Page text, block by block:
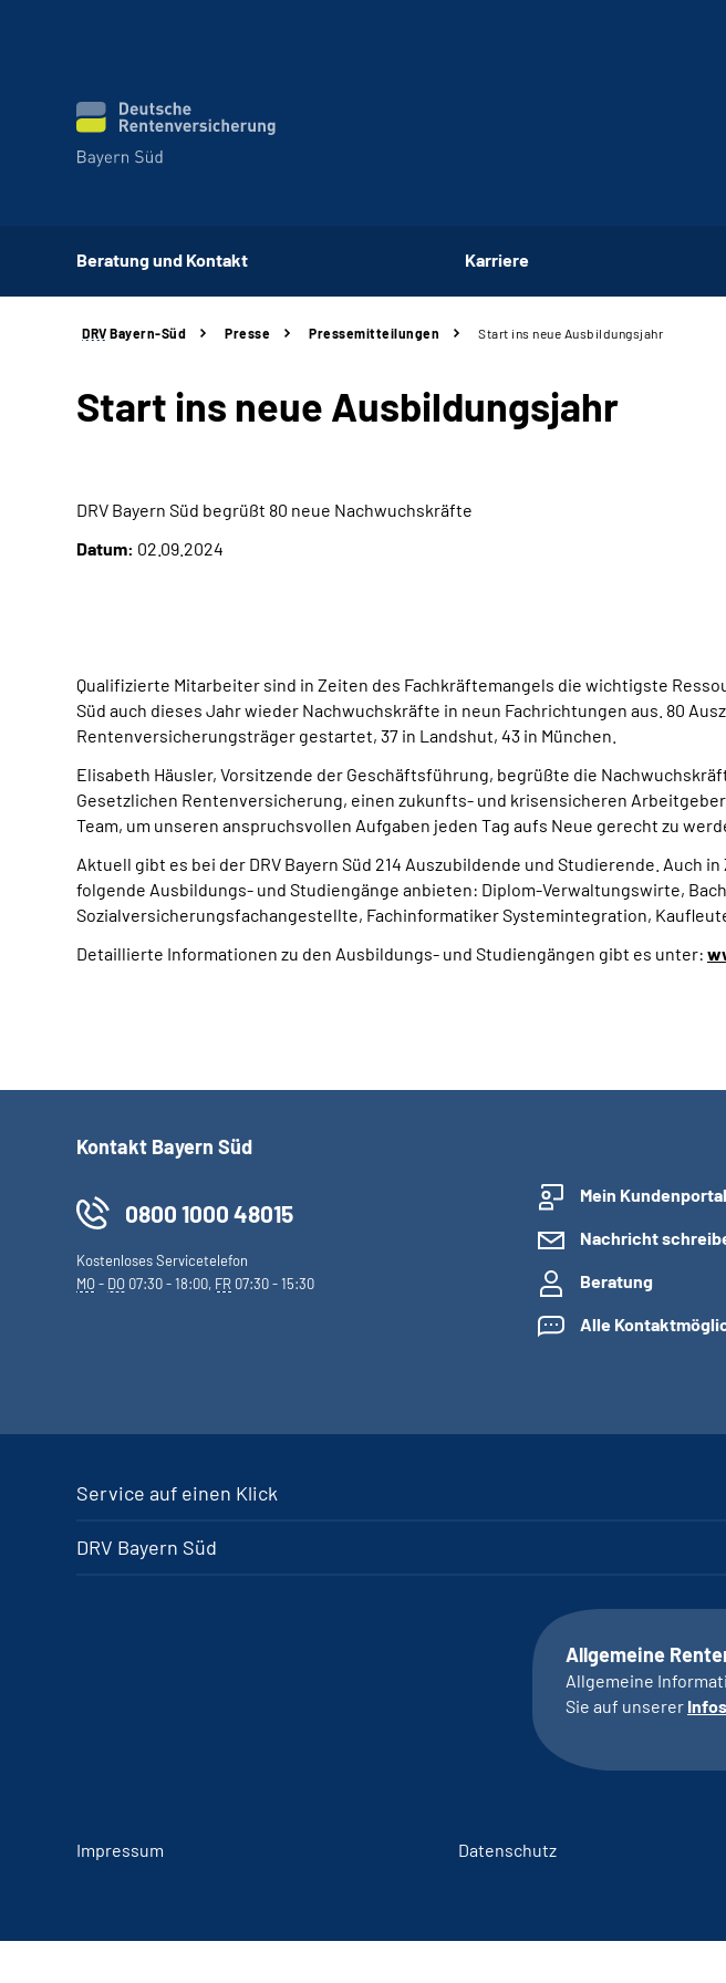
Beratung und Kontakt Karriere
DRV Bayern-Süd Presse Pressemitteilungen Start ins neue Ausbildungsjahr
Start ins neue Ausbildungsjahr
DRV Bayern Süd begrüßt 80 neue Nachwuchskräfte
Datum: 02.09.2024
Qualifizierte Mitarbeiter sind in Zeiten des Fachkräftemangels die wichtigste
Süd auch dieses Jahr wieder Nachwuchskräfte in neun Fachrichtungen aus. 80
Rentenversicherungsträger gestartet, 37 in Landshut, 43 in München.
Elisabeth Häusler, Vorsitzende der Geschäftsführung, begrüßte die
Gesetzlichen Rentenversicherung, einen zukunfts- und krisensicheren
Team, um unseren anspruchsvollen Aufgaben jeden Tag aufs Neue gerecht zu
Aktuell gibt es bei der DRV Bayern Süd 214 Auszubildende und Studierende.
folgende Ausbildungs- und Studiengänge anbieten: Diplom-Verwaltungswirte,
Sozialversicherungsfachangestellte, Fachinformatiker Systemintegration,
Detaillierte Informationen zu den Ausbildungs- und Studiengängen gibt es unter:
Kontakt Bayern Süd
0800 1000 48015
Kostenloses Servicetelefon
MO- DO 07:30 - 18:00, FR 07:30 - 15:30
Mein Kundenportal
Nachricht
Beratung
Alle
Service auf einen Klick
DRV Bayern Süd
Allgemeine
Allgemeine
Sie auf unserer
Impressum Datenschutz